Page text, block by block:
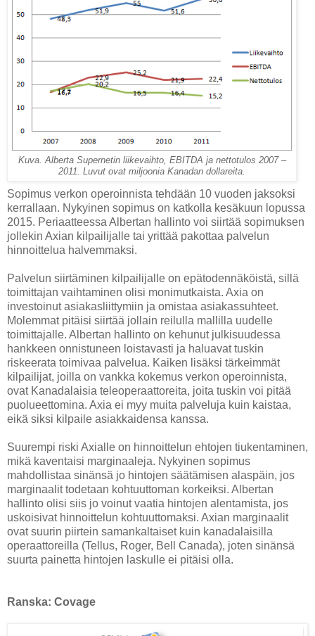
Kuva. Alberta Supernetin liikevaihto, EBITDA ja nettotulos 2007 –
2011. Luvut ovat miljoonia Kanadan dollareita.
Sopimus verkon operoinnista tehdään 10 vuoden jaksoksi
kerrallaan. Nykyinen sopimus on katkolla kesäkuun lopussa
2015. Periaatteessa Albertan hallinto voi siirtää sopimuksen
jollekin Axian kilpailijalle tai yrittää pakottaa palvelun
hinnoittelua halvemmaksi.
Palvelun siirtäminen kilpailijalle on epätodennäköistä, sillä
toimittajan vaihtaminen olisi monimutkaista. Axia on
investoinut asiakasliittymiin ja omistaa asiakassuhteet.
Molemmat pitäisi siirtää jollain reilulla mallilla uudelle
toimittajalle. Albertan hallinto on kehunut julkisuudessa
hankkeen onnistuneen loistavasti ja haluavat tuskin
riskeerata toimivaa palvelua. Kaiken lisäksi tärkeimmät
kilpailijat, joilla on vankka kokemus verkon operoinnista,
ovat Kanadalaisia teleoperaattoreita, joita tuskin voi pitää
puolueettomina. Axia ei myy muita palveluja kuin kaistaa,
eikä siksi kilpaile asiakkaidensa kanssa.
Suurempi riski Axialle on hinnoittelun ehtojen tiukentaminen,
mikä kaventaisi marginaaleja. Nykyinen sopimus
mahdollistaa sinänsä jo hintojen säätämisen alaspäin, jos
marginaalit todetaan kohtuuttoman korkeiksi. Albertan
hallinto olisi siis jo voinut vaatia hintojen alentamista, jos
uskoisivat hinnoittelun kohtuuttomaksi. Axian marginaalit
ovat suurin piirtein samankaltaiset kuin kanadalaisilla
operaattoreilla (Tellus, Roger, Bell Canada), joten sinänsä
suurta painetta hintojen laskulle ei pitäisi olla.
Ranska: Covage